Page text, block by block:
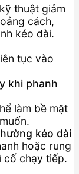
thuật giảm
cách,
kéo dài.
tục vào
khi phanh
làm bề mặt
kéo dài
hoặc rung
cố chạy tiếp.